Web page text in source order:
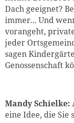
Dach geeignet?
immer... Und
vorangeht,
jeder
sagen
Genossenschaft
Mandy Schielke:
eine Idee, die